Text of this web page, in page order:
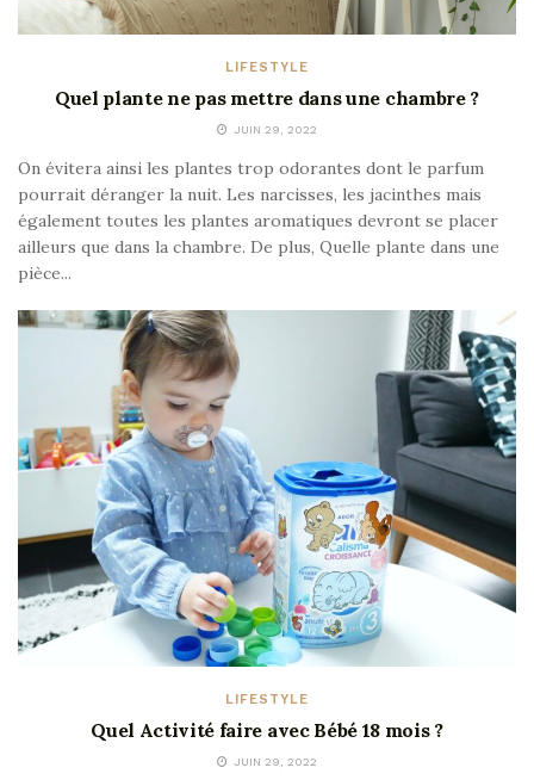
LIFESTYLE
Quel plante ne pas mettre dans une chambre ?
JUIN 29, 2022
On évitera ainsi les plantes trop odorantes dont le parfum
pourrait déranger la nuit. Les narcisses, les jacinthes mais
également toutes les plantes aromatiques devront se placer
ailleurs que dans la chambre. De plus, Quelle plante dans une
pièce...
LIFESTYLE
Quel Activité faire avec Bébé 18 mois ?
JUIN 29, 2022